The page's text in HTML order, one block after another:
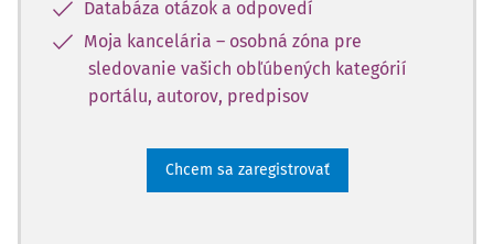
Databáza otázok a odpovedí
Moja kancelária – osobná zóna pre
sledovanie vašich obľúbených kategórií
portálu, autorov, predpisov
Chcem sa zaregistrovať